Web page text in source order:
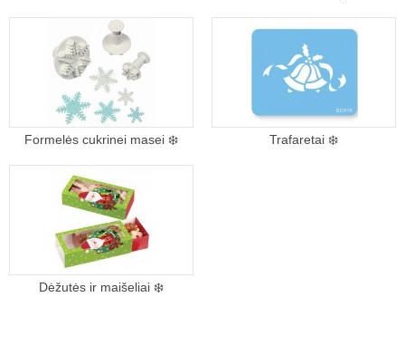
Formelės cukrinei masei ❄️ Trafaretai ❄️
Dėžutės ir maišeliai ❄️